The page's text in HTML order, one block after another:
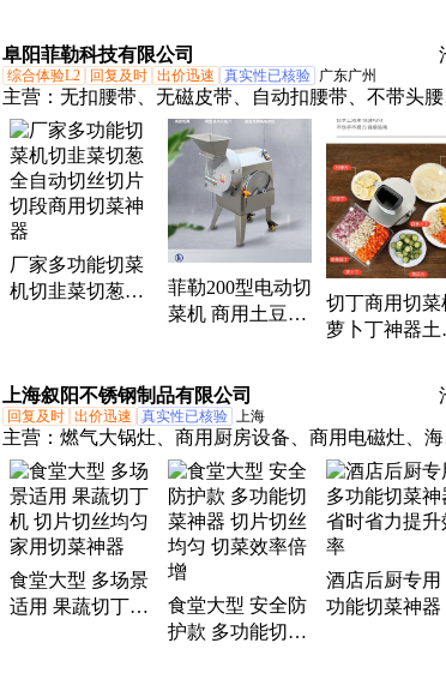
汇
汇牌
阜阳菲勒科技有限公司
综合体验L2 回复及时 出价迅速 真实性已核验 广东广州
主营： 无扣腰带、无磁皮带、自动扣腰带、不带头腰
带、男牛皮腰带、真皮针扣腰带、青年无头皮带、皮
牛仔裤带、真皮皮带腰带、学生皮带裤带
厂家多功能切菜
机切韭菜切葱全
菲勒200型电动切
菜机 商用土豆切
切丁商用切菜
萝卜丁神器土
卜全自动多功
上海叙阳不锈钢制品有限公司
回复及时 出价迅速 真实性已核验 上海
主营： 燃气大锅灶、商用厨房设备、商用电磁灶、海
蒸柜、不锈钢水池、地沟盖板、西餐炉具、运水烟罩
四门冰箱、砧板消毒柜、西餐组合炉、净化一体机、
用洗碗机、热风消毒柜、油烟净化器、冷库、双眼低
灶、油网烟罩、肉丝肉片机
食堂大型 多场景
适用 果蔬切丁机
食堂大型 安全防
护款 多功能切菜
酒店后厨专用
功能切菜神器